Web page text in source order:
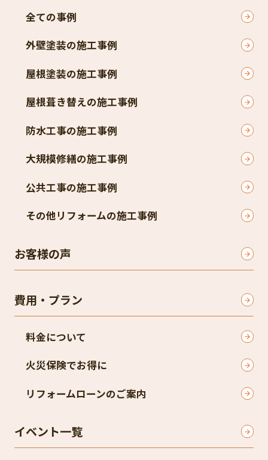
全ての事例
外壁塗装の施工事例
屋根塗装の施工事例
屋根葺き替えの施工事例
防水工事の施工事例
大規模修繕の施工事例
公共工事の施工事例
その他リフォームの施工事例
お客様の声
費用・プラン
料金について
火災保険でお得に
リフォームローンのご案内
イベント一覧